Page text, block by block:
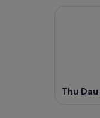
Thu